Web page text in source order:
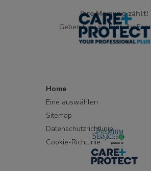
Ihre Meinung zählt!
Geben Sie unshier.Ihr
Home
Eine auswählen
Sitemap
Datenschutzrichtlinie
Cookie-Richtlinie